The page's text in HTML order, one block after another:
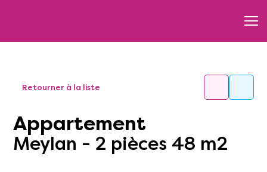
Retourner à la liste
Appartement
Meylan - 2 pièces 48 m2